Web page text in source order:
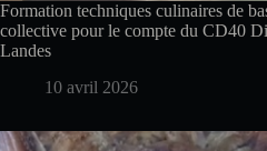
Formation techniques culinaires de
collective pour le compte du CD40
Landes
10 avril 2026